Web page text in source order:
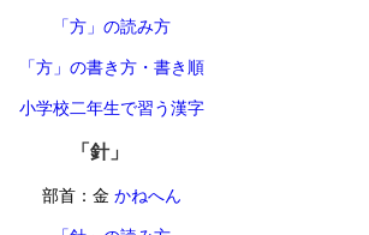
「方」の読み方
「方」の書き方・書き順
小学校二年生で習う漢字
「針」
部首：金 かねへん